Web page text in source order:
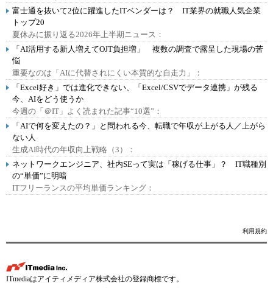
富士通を抜いて2位に躍進したITベンダーは？ IT業界の就職人気企業
トップ20
夏休みに振り返る2026年上半期ニュース：
「AI活用する新人増えてOJT負担増」 複数の調査で露呈した現場の苦
悩
重要なのは「AIに代替されにくい本質的な自走力」：
「Excel好き」では進化できない、「Excel/CSVでデータ連携」が残る
今、AIをどう使うか
今週の「＠IT」よく読まれた記事“10選”：
「AIで何を変えたの？」と問われる今、転職で年収が上がる人／上がら
ない人
生成AI時代の年収向上戦略（3）：
ネットワークエンジニア、社内SEって実は「稼げる仕事」？ IT職種別
の“単価”に明暗
ITフリーランスの平均単価ランキング：
利用規約
ITmediaはアイティメディア株式会社の登録商標です。